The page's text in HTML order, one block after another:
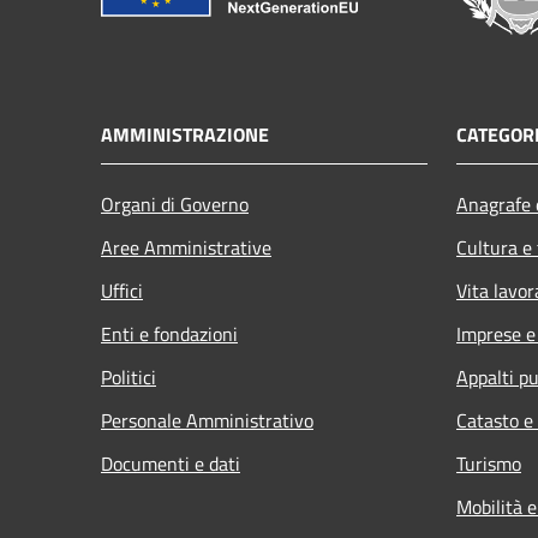
AMMINISTRAZIONE
Organi di Governo
Aree Amministrative
Uffici
Enti e fondazioni
Politici
Personale Amministrativo
Documenti e dati
Cultura
Vita
Imprese
Appalti
Catasto
Turismo
Mobilità